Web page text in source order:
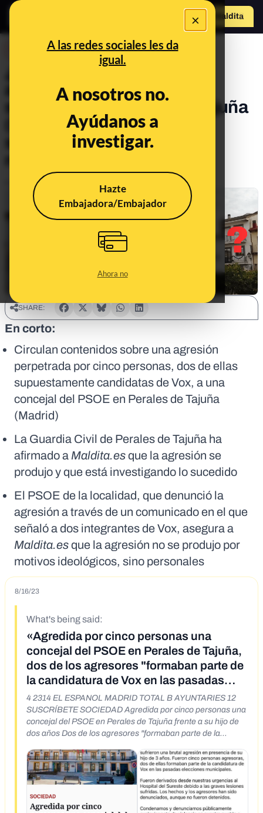
×
A las redes sociales les da
igual.
A nosotros no.
Ayúdanos a
investigar.
Hazte
Embajadora/Embajador
Ahora no
Hazte Maldito
¿Qué sabemos sobre la
agresión a una concejal
socialista en Perales de Tajuña
(Madrid) por parte
supuestamente de dos
Publicado el
SHARE:
En corto:
Circulan contenidos sobre una agresión
perpetrada por cinco personas, dos de ellas
supuestamente candidatas de Vox, a una
concejal del PSOE en Perales de Tajuña
(Madrid)
La Guardia Civil de Perales de Tajuña ha
afirmado a Maldita.esque la agresión se
produjo y que está investigando lo sucedido
El PSOE de la localidad, que denunció la
agresión a través de un comunicado en el que
señaló a dos integrantes de Vox, asegura a
Maldita.esque la agresión no se produjo por
motivos ideológicos, sino personales
8/16/23
What's being said:
«Agredida por cinco personas una
concejal del PSOE en Perales de Tajuña,
dos de los agresores "formaban parte de
la candidatura de Vox en las pasadas
elecciones municipales"»
4 2314 EL ESPANOL MADRID TOTAL B AYUNTARIES 12
SUSCRÍBETE SOCIEDAD Agredida por cinco personas una
concejal del PSOE en Perales de Tajuña frente a su hijo de
dos años Dos de los agresores "formaban parte de la
ha denunciado el partido. 14 agosto, 2023 - 13:52 X